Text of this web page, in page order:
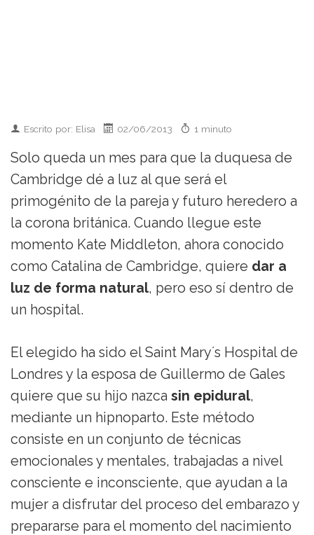
Escrito por: Elisa 02/06/2013 1 minuto
Solo queda un mes para que la duquesa de
Cambridge dé a luz al que será el
primogénito de la pareja y futuro heredero a
la corona británica. Cuando llegue este
momento Kate Middleton, ahora conocido
como Catalina de Cambridge, quiere dar a
luz de forma natural, pero eso sí dentro de
un hospital.
El elegido ha sido el Saint Mary´s Hospital de
Londres y la esposa de Guillermo de Gales
quiere que su hijo nazca sin epidural,
mediante un hipnoparto. Este método
consiste en un conjunto de técnicas
emocionales y mentales, trabajadas a nivel
consciente e inconsciente, que ayudan a la
mujer a disfrutar del proceso del embarazo y
prepararse para el momento del nacimiento